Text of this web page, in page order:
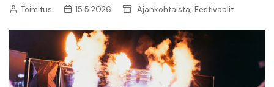
Toimitus 15.5.2026 Ajankohtaista, Festivaalit